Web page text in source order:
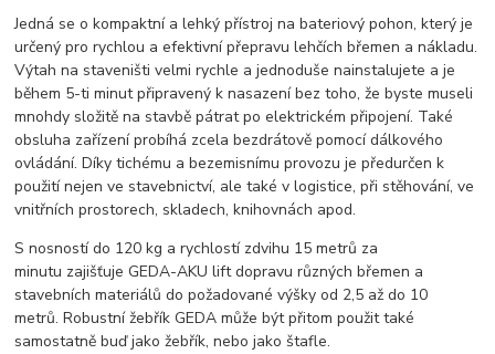
Jedná se o kompaktní a lehký přístroj na bateriový pohon, který je
určený pro rychlou a efektivní přepravu lehčích břemen a nákladu.
Výtah na staveništi velmi rychle a jednoduše nainstalujete a je
během 5-ti minut připravený k nasazení bez toho, že byste museli
mnohdy složitě na stavbě pátrat po elektrickém připojení. Také
obsluha zařízení probíhá zcela bezdrátově pomocí dálkového
ovládání. Díky tichému a bezemisnímu provozu je předurčen k
použití nejen ve stavebnictví, ale také v logistice, při stěhování, ve
vnitřních prostorech, skladech, knihovnách apod.
S nosností do 120 kg a rychlostí zdvihu 15 metrů za
minutu zajišťuje GEDA-AKU lift dopravu různých břemen a
stavebních materiálů do požadované výšky od 2,5 až do 10
metrů. Robustní žebřík GEDA může být přitom použit také
samostatně buď jako žebřík, nebo jako štafle.